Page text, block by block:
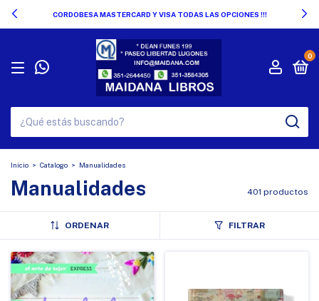
CORDOBESA MASTERCARD Y VISA TODAS LAS OPCIONES !!!
0
Inicio > Catalogo > Manualidades
Manualidades 401 productos
ORDENAR FILTRAR